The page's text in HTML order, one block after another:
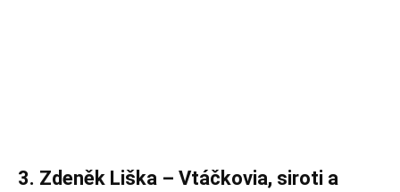
3. Zdeněk Liška – Vtáčkovia, siroti a